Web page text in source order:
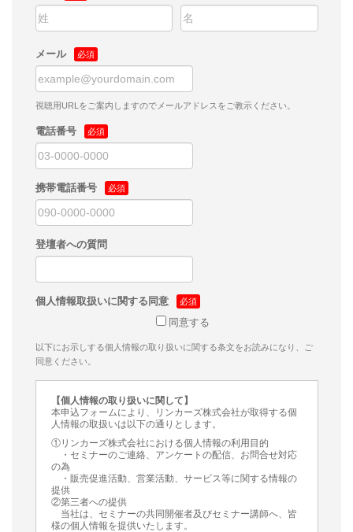
メール
視聴用URLをご案内しますのでメールアドレスをご教示ください。
電話番号
携帯電話番号
登壇者への質問
個人情報取扱いに関する同意
同意する
以下にお示しする個人情報の取り扱いに関する条文をお読みになり、ご
同意ください。
【個人情報の取り扱いに関して】
本申込フォームにより、リンカーズ株式会社が取得する個
人情報の取扱いは以下の通りとします。
①リンカーズ株式会社における個人情報の利用目的
・セミナーのご連絡、アンケートの配信、お問合せ対応
の為
・販売促進活動、営業活動、サービス等に関する情報の
提供
②第三者への提供
当社は、セミナーの共同開催者及びセミナー講師へ、皆
様の個人情報を提供いたします。